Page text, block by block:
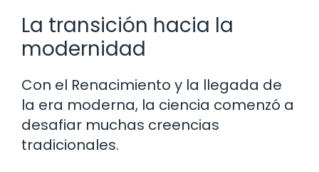
La transición hacia la
modernidad
Con el Renacimiento y la llegada de
la era moderna, la ciencia comenzó a
desafiar muchas creencias
tradicionales.